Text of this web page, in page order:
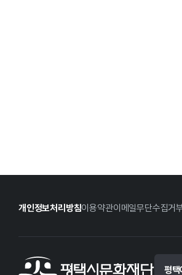
개인정보처리방침이용약관이메일무단수집거
평택